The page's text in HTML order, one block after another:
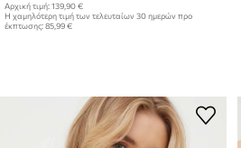
Αρχική τιμή: 139,90 €
Η χαμηλότερη τιμή των τελευταίων 30 ημερών προ
έκπτωσης: 85,99 €